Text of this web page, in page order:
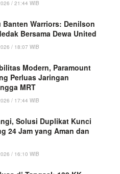
/ 21:44 WIB
Banten Warriors: Denilson
Bersama Dewa United
/ 18:07 WIB
Modern, Paramount
Perluas Jaringan
MRT
/ 17:44 WIB
Solusi Duplikat Kunci
24 Jam yang Aman dan
/ 16:10 WIB